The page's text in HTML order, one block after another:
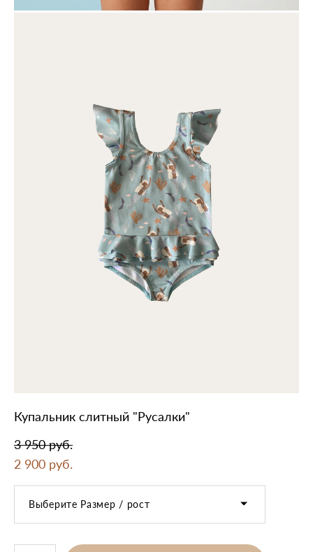
Купальник слитный "Русалки"
3 950 pуб.
2 900 pуб.
Выберите Размер / рост